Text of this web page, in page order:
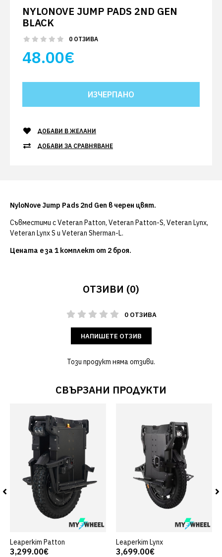
NYLONOVE JUMP PADS 2ND GEN
BLACK
0 ОТЗИВА
48.00€
ДОБАВИ В ЖЕЛАНИ
ДОБАВИ ЗА СРАВНЯВАНЕ
NyloNove Jump Pads 2nd Gen в черен цвят.
Съвместими с Veteran Patton, Veteran Patton-S, Veteran Lynx,
Veteran Lynx S и Veteran Sherman-L.
Цената е за 1 комплект от 2 броя.
ОТЗИВИ (0)
0 ОТЗИВА
НАПИШЕТЕ ОТЗИВ
Този продукт няма отзиви.
СВЪРЗАНИ ПРОДУКТИ
Leaperkim Patton
3,299.00€
Leaperkim Lynx
3,699.00€